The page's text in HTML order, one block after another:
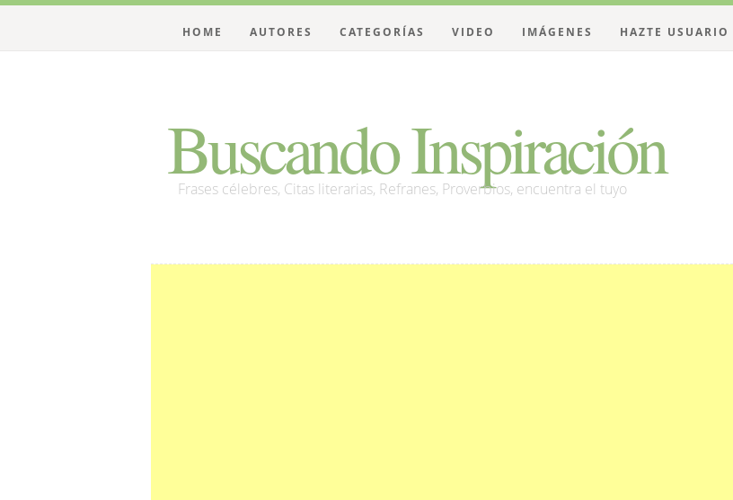
Buscando Inspiración
Frases célebres, Citas literarias, Refranes, Proverbios, encuentra el tuyo
HOME AUTORES CATEGORÍAS VIDEO IMÁGENES HAZTE USUARIO